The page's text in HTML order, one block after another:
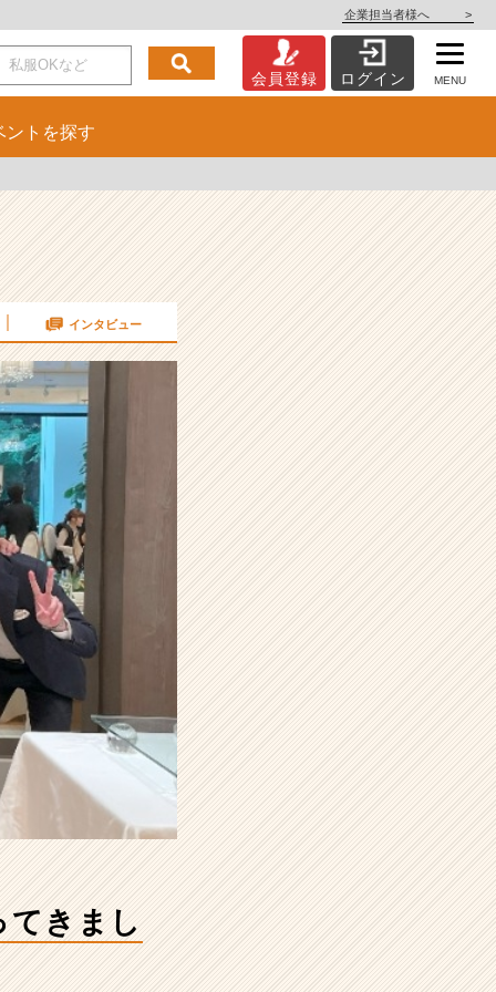
企業担当者様へ >
会員登録 ログイン MENU
ント を探す
インタビュー
きまし